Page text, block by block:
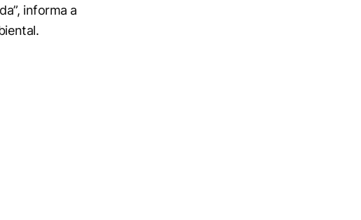
informa a